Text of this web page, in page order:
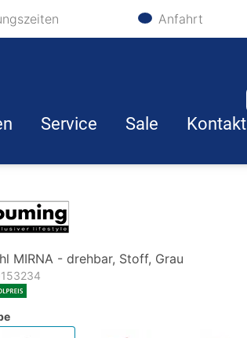
Anfahrt
Service Sale Kontakt
MIRNA - drehbar, Stoff, Grau